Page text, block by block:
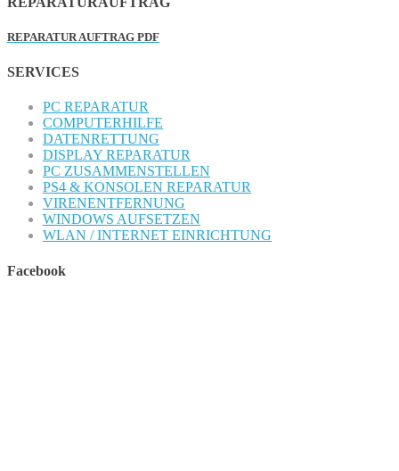
REPARATUR AUFTRAG PDF
SERVICES
PC REPARATUR
COMPUTERHILFE
DATENRETTUNG
DISPLAY REPARATUR
PC ZUSAMMENSTELLEN
PS4 & KONSOLEN REPARATUR
VIRENENTFERNUNG
WINDOWS AUFSETZEN
WLAN / INTERNET EINRICHTUNG
Facebook